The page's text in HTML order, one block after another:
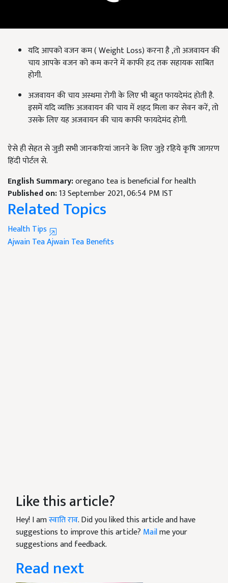
यदि आपको वजन कम ( Weight Loss) करना है ,तो अजवायन की
चाय आपके वजन को कम करने में काफी हद तक सहायक साबित
होगी.
अजवायन की चाय अस्थमा रोगी के लिए भी बहुत फायदेमंद होती है.
इसमें यदि व्यक्ति अजवायन की चाय में शहद मिला कर सेवन करें, तो
उसके लिए यह अजवायन की चाय काफी फायदेमंद होगी.
ऐसे ही सेहत से जुडी सभी जानकरियां जानने के लिए जुड़े रहिये कृषि जागरण
हिंदी पोर्टल से.
English Summary:oregano tea is beneficial for health
Published on:13 September 2021, 06:54 PM IST
Related Topics
Health Tips
Ajwain TeaAjwain Tea Benefits
Like this article?
Hey! I amस्वाति राव. Did you liked this article and have
suggestions to improve this article? Mailme your
suggestions and feedback.
Read next